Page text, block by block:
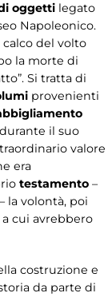
oggetti legato
Napoleonico.
calco del volto
la morte di
Si tratta di
provenienti
il suo
valore
era
testamento –
la volontà, poi
cui avrebbero
costruzione e
da parte di